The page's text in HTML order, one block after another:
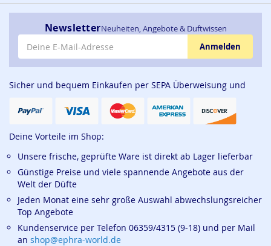
NewsletterNeuheiten, Angebote & Duftwissen
E-Mail-Adresse
Anmelden
Sicher und bequem Einkaufen per SEPA Überweisung und
Deine Vorteile im Shop:
Unsere frische, geprüfte Ware ist direkt ab Lager lieferbar
Günstige Preise und viele spannende Angebote aus der
Welt der Düfte
Jeden Monat eine sehr große Auswahl abwechslungsreicher
Top Angebote
Kundenservice per Telefon 06359/4315 (9-18) und per Mail
an shop@ephra-world.de